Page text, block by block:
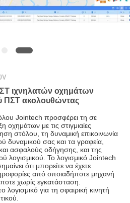
ιχνηλατών οχημάτων
ΠΣΤ ακολουθώντας
Jointech προσφέρει τη σε
οχημάτων με τις στιγμιαίες
στόλου, τη δυναμική επικοινωνία
δυναμικού σας και τα γραφεία,
ασφαλούς οδήγησης, και της
λογισμικού. Το λογισμικό Jointech
ότι μπορείτε να έχετε
από οποιαδήποτε μηχανή
χωρίς εγκατάσταση.
λογισμικό για τη σφαιρική κινητή